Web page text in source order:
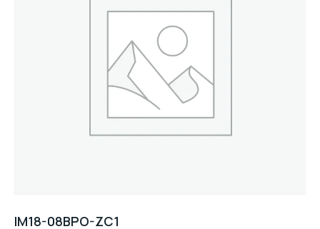
IM18-08BPO-ZC1